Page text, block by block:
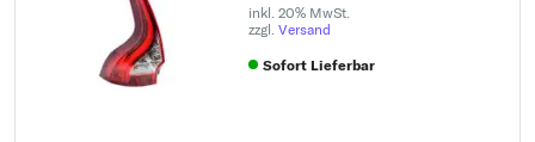
inkl. 20% MwSt.
zzgl. Versand
Sofort Lieferbar